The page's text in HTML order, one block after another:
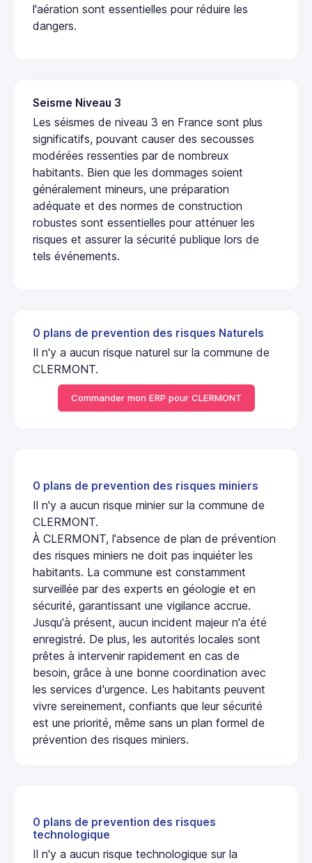
l'aération sont essentielles pour réduire les
dangers.
Seisme Niveau 3
Les séismes de niveau 3 en France sont plus
significatifs, pouvant causer des secousses
modérées ressenties par de nombreux
habitants. Bien que les dommages soient
généralement mineurs, une préparation
adéquate et des normes de construction
robustes sont essentielles pour atténuer les
risques et assurer la sécurité publique lors de
tels événements.
0 plans de prevention des risques Naturels
Il n'y a aucun risque naturel sur la commune de
CLERMONT.
Commander mon ERP pour CLERMONT
0 plans de prevention des risques miniers
Il n'y a aucun risque minier sur la commune de
CLERMONT.
À CLERMONT, l'absence de plan de prévention
des risques miniers ne doit pas inquiéter les
habitants. La commune est constamment
surveillée par des experts en géologie et en
sécurité, garantissant une vigilance accrue.
Jusqu'à présent, aucun incident majeur n'a été
enregistré. De plus, les autorités locales sont
prêtes à intervenir rapidement en cas de
besoin, grâce à une bonne coordination avec
les services d'urgence. Les habitants peuvent
vivre sereinement, confiants que leur sécurité
est une priorité, même sans un plan formel de
prévention des risques miniers.
0 plans de prevention des risques
technologique
Il n'y a aucun risque technologique sur la